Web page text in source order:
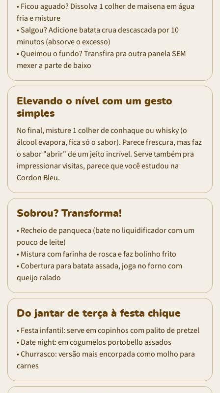
• Ficou aguado? Dissolva 1 colher de maisena em água
fria e misture
• Salgou? Adicione batata crua descascada por 10
minutos (absorve o excesso)
• Queimou o fundo? Transfira pra outra panela SEM
mexer a parte de baixo
Elevando o nível com um gesto
simples
No final, misture 1 colher de conhaque ou whisky (o
álcool evapora, fica só o sabor). Parece frescura, mas faz
o sabor "abrir" de um jeito incrível. Serve também pra
impressionar visitas, parece que você estudou na
Cordon Bleu.
Sobrou? Transforma!
• Recheio de panqueca (bate no liquidificador com um
pouco de leite)
• Mistura com farinha de rosca e faz bolinho frito
• Cobertura para batata assada, joga no forno com
queijo ralado
Do jantar de terça à festa chique
• Festa infantil: serve em copinhos com palito de pretzel
• Date night: em cogumelos portobello assados
• Churrasco: versão mais encorpada como molho para
carnes